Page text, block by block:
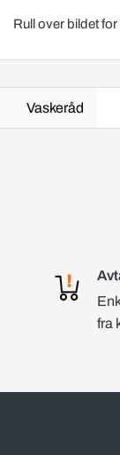
Rull over bildet
Vaskeråd
fra